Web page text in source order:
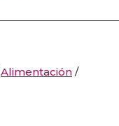
Alimentación /